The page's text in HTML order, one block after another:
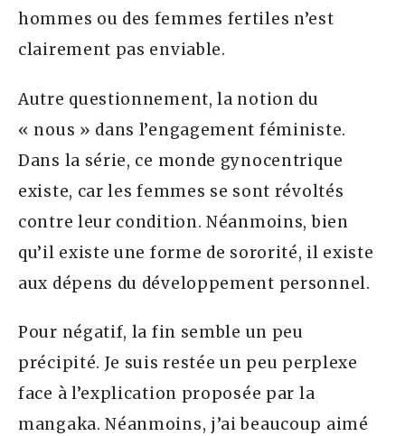
hommes ou des femmes fertiles n’est
clairement pas enviable.
Autre questionnement, la notion du
« nous » dans l’engagement féministe.
Dans la série, ce monde gynocentrique
existe, car les femmes se sont révoltés
contre leur condition. Néanmoins, bien
qu’il existe une forme de sororité, il existe
aux dépens du développement personnel.
Pour négatif, la fin semble un peu
précipité. Je suis restée un peu perplexe
face à l’explication proposée par la
mangaka. Néanmoins, j’ai beaucoup aimé